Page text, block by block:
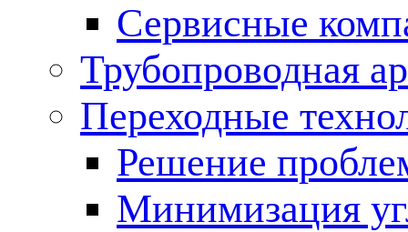
Сервисные
Трубопроводная
Переходные
Решение
Минимизация